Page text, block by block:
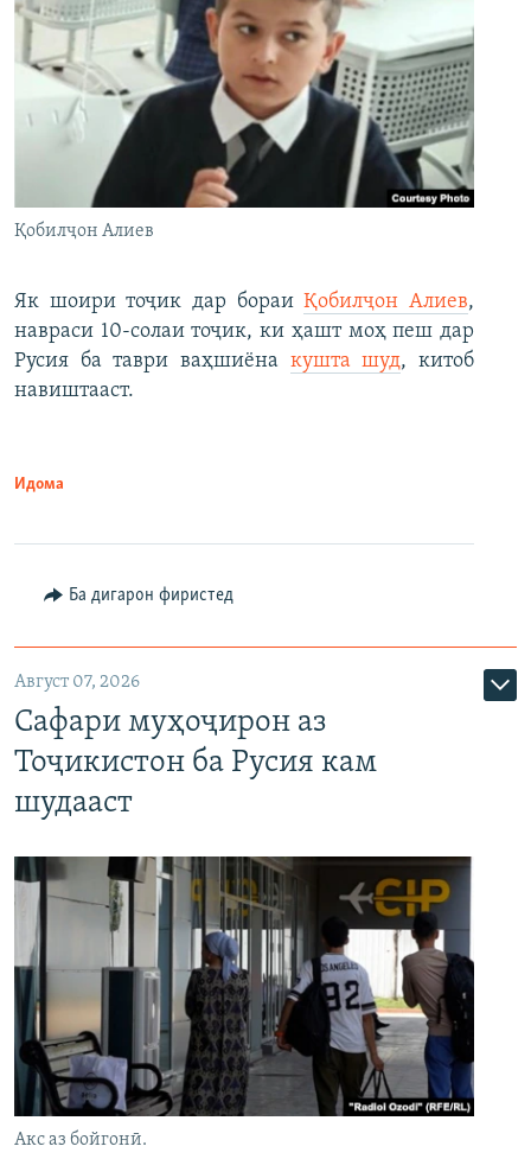
Қобилҷон Алиев
Як шоири тоҷик дар бораиҚобилҷон Алиев,
навраси 10-солаи тоҷик, ки ҳашт моҳ пеш дар
Русия ба таври ваҳшиёна кушта шуд, китоб
навиштааст.
Идома
Ба дигарон фиристед
Август 07, 2026
Сафари муҳоҷирон аз
Тоҷикистон ба Русия кам
шудааст
Акс аз бойгонӣ.